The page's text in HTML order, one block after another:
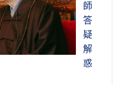
師
答
疑
解
惑